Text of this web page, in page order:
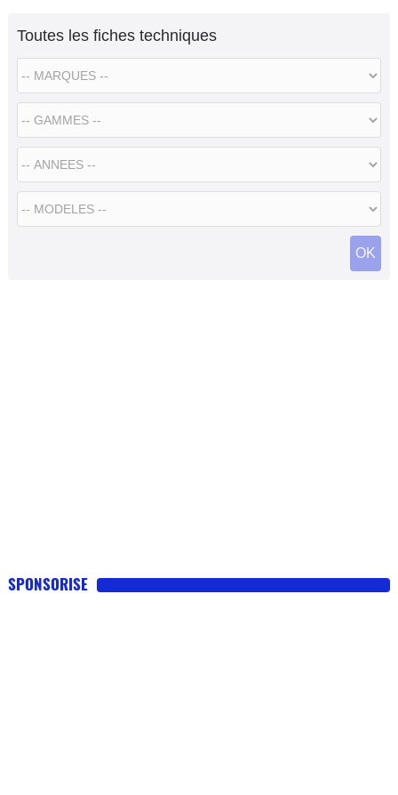
Toutes les fiches techniques
SPONSORISE